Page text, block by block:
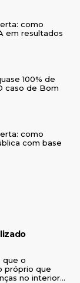
como
em resultados
100% de
caso de Bom
como
com base
que o
próprio que
no interior